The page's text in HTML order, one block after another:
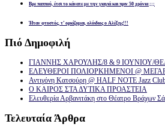
Βρε παππού, έτσι το κάνατε με την γιαγιά και πριν 50 χρόνια ;;;
Ήταν φτυστός, τ’ ορκίζομαι, ολόιδιος ο Αλέξης!!!
Πιό Δημοφιλή
ΓΙΑΝΝΗΣ ΧΑΡΟΥΛΗΣ/8 & 9 ΙΟΥΝΙΟΥ/
ΕΛΕΥΘΕΡΟΙ ΠΟΛΙΟΡΚΗΜΕΝΟΙ @
Αντιγόνη Κατσούρη @ HALF NOTE Jazz
Ο ΚΑΙΡΟΣ ΣΤΑ ΔΥΤΙΚΑ ΠΡΟΑΣΤΕΙΑ
Ελευθερία Αρβανιτάκη στο Θέατρο Βράχων
Τελευταία Άρθρα